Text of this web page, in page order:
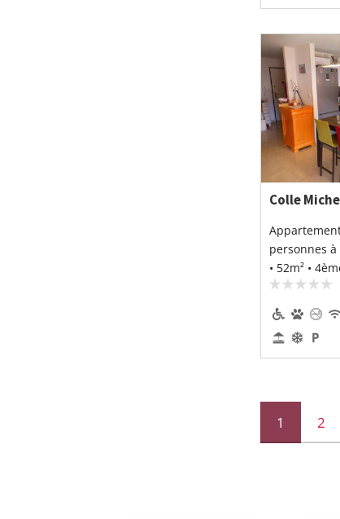
Colle
personnes
• 52m² •
1 2